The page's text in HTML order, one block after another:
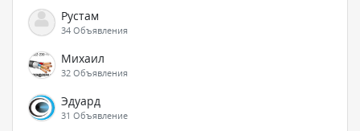
Рустам
34 Объявления
Михаил
32 Объявления
Эдуард
31 Объявление